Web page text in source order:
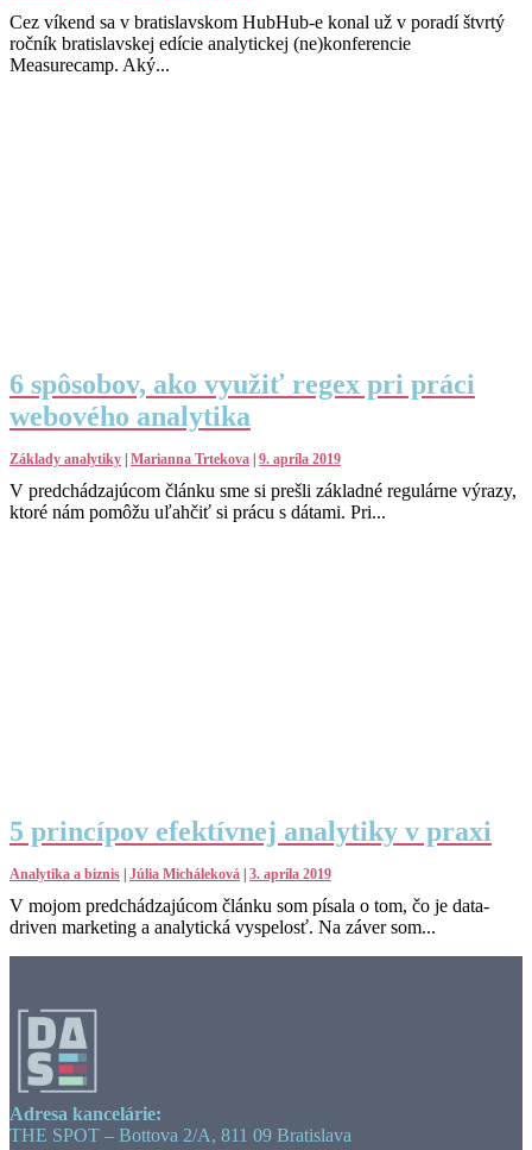
Cez víkend sa v bratislavskom HubHub-e konal už v poradí štvrtý
ročník bratislavskej edície analytickej (ne)konferencie
Measurecamp. Aký...
6 spôsobov, ako využiť regex pri práci
webového analytika
Základy analytiky | Marianna Trtekova | 9. apríla 2019
V predchádzajúcom článku sme si prešli základné regulárne výrazy,
ktoré nám pomôžu uľahčiť si prácu s dátami. Pri...
5 princípov efektívnej analytiky v praxi
Analytika a biznis | Júlia Micháleková | 3. apríla 2019
V mojom predchádzajúcom článku som písala o tom, čo je data-
driven marketing a analytická vyspelosť. Na záver som...
Adresa kancelárie:
THE SPOT – Bottova 2/A, 811 09 Bratislava